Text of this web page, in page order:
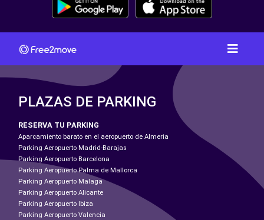
PLAZAS DE PARKING
RESERVA TU PARKING
Aparcamiento barato en el aeropuerto de Almeria
Parking Aeropuerto Madrid-Barajas
Parking Aeropuerto Barcelona
Parking Aeropuerto Palma de Mallorca
Parking Aeropuerto Malaga
Parking Aeropuerto Alicante
Parking Aeropuerto Ibiza
Parking Aeropuerto Valencia